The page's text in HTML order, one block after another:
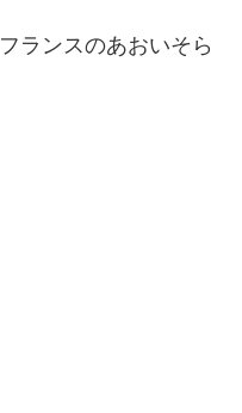
フランスのあおいそら